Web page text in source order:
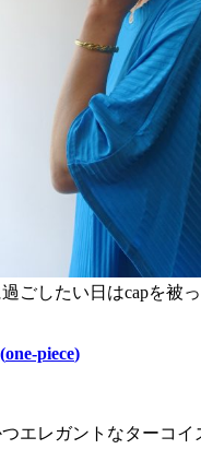
ごしたい日はcapを被
one-piece)
エレガントなターコイ